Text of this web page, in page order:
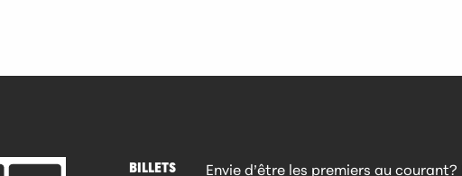
BILLETS Envie d’être les premiers au